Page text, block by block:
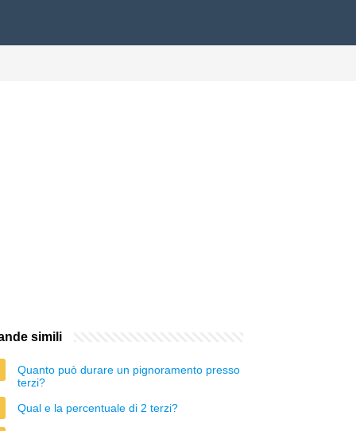
simili
Quanto può durare un pignoramento presso
terzi?
Qual e la percentuale di 2 terzi?